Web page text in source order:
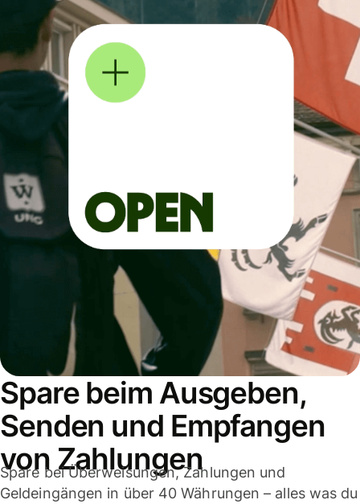
Spare beim Ausgeben,
Senden und Empfangen
von Zahlungen
Spare bei Überweisungen, Zahlungen und
Geldeingängen in über 40 Währungen – alles was du